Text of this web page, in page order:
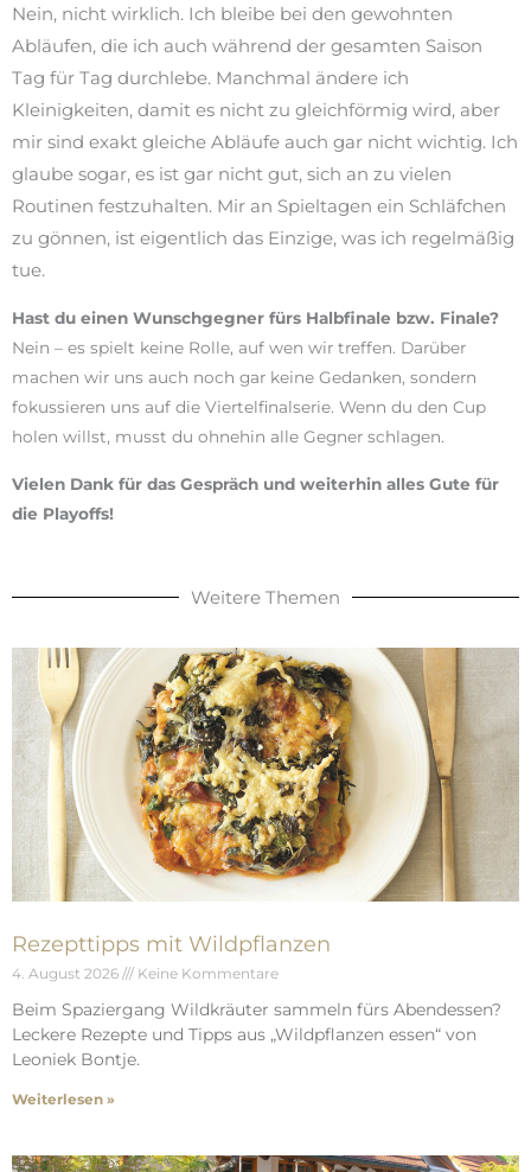
Nein, nicht wirklich. Ich bleibe bei den gewohnten
Abläufen, die ich auch während der gesamten Saison
Tag für Tag durchlebe. Manchmal ändere ich
Kleinigkeiten, damit es nicht zu gleichförmig wird, aber
mir sind exakt gleiche Abläufe auch gar nicht wichtig. Ich
glaube sogar, es ist gar nicht gut, sich an zu vielen
Routinen festzuhalten. Mir an Spieltagen ein Schläfchen
zu gönnen, ist eigentlich das Einzige, was ich regelmäßig
tue.
Hast du einen Wunschgegner fürs Halbfinale bzw. Finale?
Nein – es spielt keine Rolle, auf wen wir treffen. Darüber
machen wir uns auch noch gar keine Gedanken, sondern
fokussieren uns auf die Viertelfinalserie. Wenn du den Cup
holen willst, musst du ohnehin alle Gegner schlagen.
Vielen Dank für das Gespräch und weiterhin alles Gute für
die Playoffs!
Weitere Themen
Rezepttipps mit Wildpflanzen
4. August 2026 Keine Kommentare
Beim Spaziergang Wildkräuter sammeln fürs Abendessen?
Leckere Rezepte und Tipps aus „Wildpflanzen essen“ von
Leoniek Bontje.
Weiterlesen »